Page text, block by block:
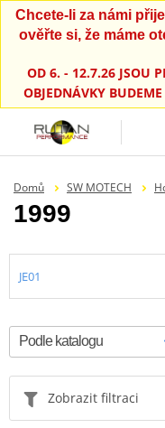
Chcete-li za námi
ověřte si, že máme
OD 6. - 12.7.26 JSOU
OBJEDNÁVKY
Domů SW MOTECH
1999
JE01
Zobrazit filtraci